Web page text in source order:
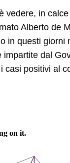
vedere, in
Alberto de
in questi
dal
casi positivi al